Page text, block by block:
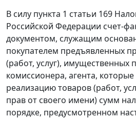
В силу пункта 1 статьи 169
Российской Федерации счет-
документом, служащим
покупателем предъявленных
(работ, услуг), имущественных
комиссионера, агента,
реализацию товаров (работ,
прав от своего имени) сумм
порядке, предусмотренном